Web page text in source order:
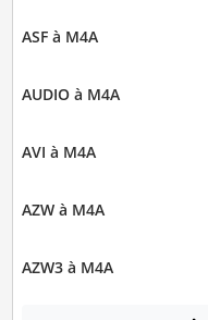
ASF à M4A
AUDIO à M4A
AVI à M4A
AZW à M4A
AZW3 à M4A